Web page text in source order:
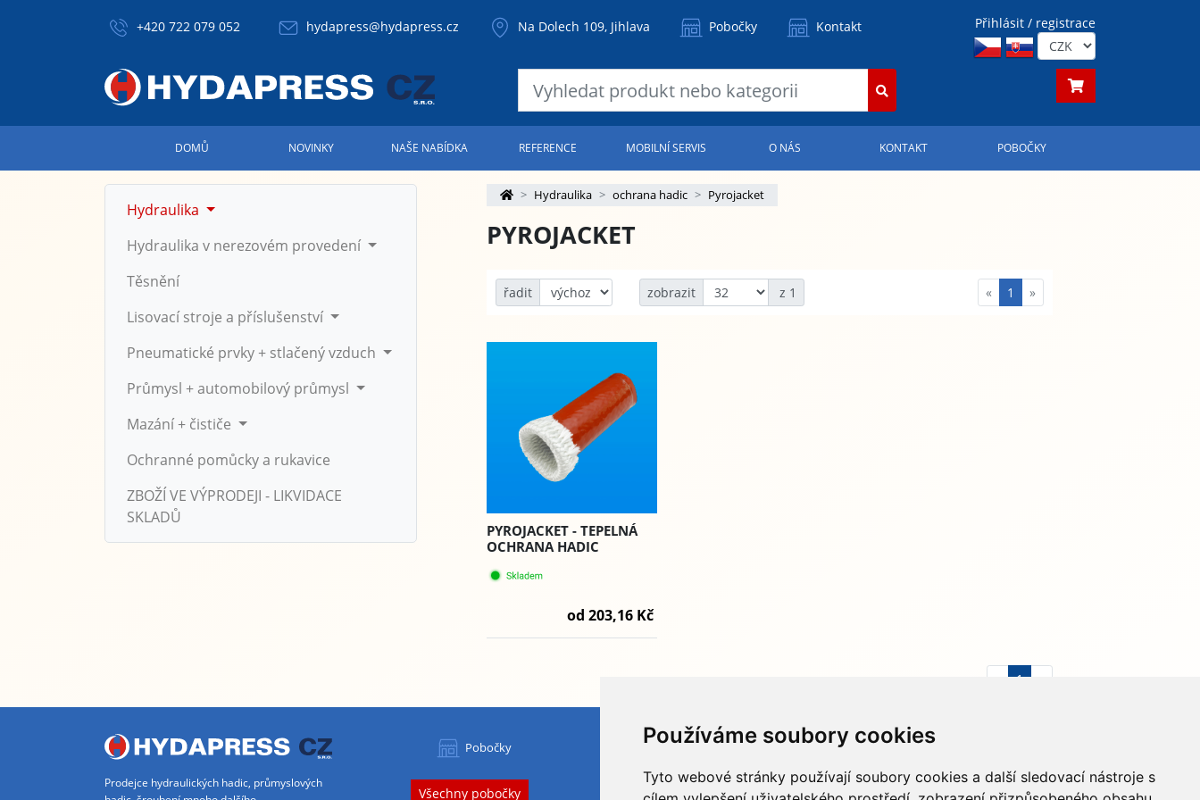
Používáme soubory cookies
Tyto webové stránky používají soubory cookies a další sledovací nástroje s
+420 722 079 052 hydapress@hydapress.cz Na Dolech 109, Jihlava Pobočky Kontakt Přihlásit / registrace
DOMŮ NOVINKY NAŠE NABÍDKA REFERENCE MOBILNÍ SERVIS O NÁS KONTAKT POBOČKY
Hydraulika
Hydraulika v nerezovém provedení
Těsnění
Lisovací stroje a příslušenství
Pneumatické prvky + stlačený vzduch
Průmysl + automobilový průmysl
Mazání + čističe
Ochranné pomůcky a rukavice
ZBOŽÍ VE VÝPRODEJI - LIKVIDACE
SKLADŮ
Hydraulika ochrana hadic Pyrojacket
PYROJACKET
řadit zobrazit z 1 « 1 »
PYROJACKET - TEPELNÁ
OCHRANA HADIC
od 203,16 Kč
1
Prodejce hydraulických hadic, průmyslových
Pobočky
Všechny pobočky
HYDAPRESS CZ s.r.o.
Na Dolech 109 586 01 Jihlava
: 29184134 DIČ: CZ29184134
733 674 293
info@hydapress.cz